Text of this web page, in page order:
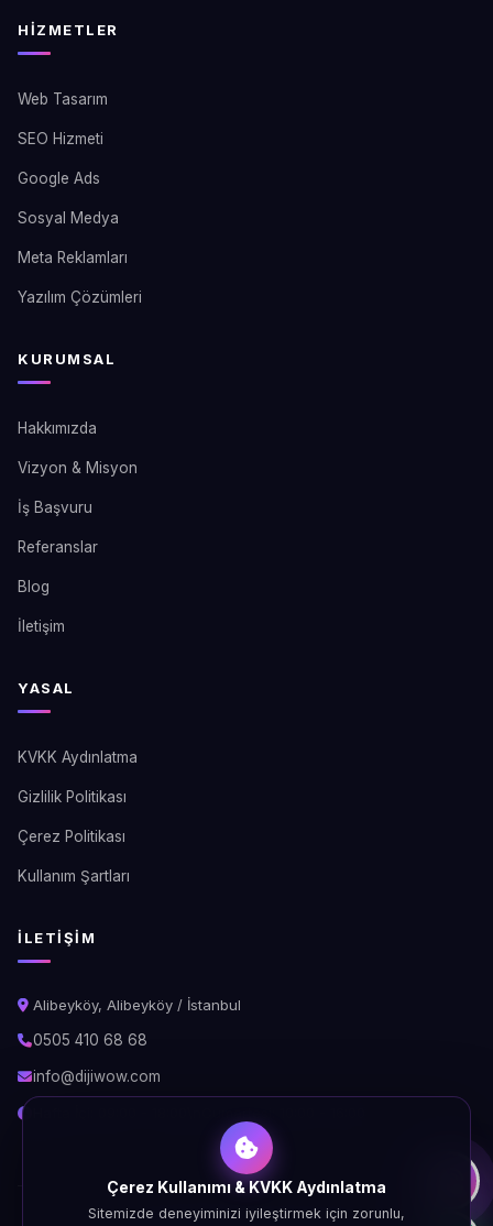
HIZMETLER
Web Tasarım
SEO Hizmeti
Google Ads
Sosyal Medya
Meta Reklamları
Yazılım Çözümleri
KURUMSAL
Hakkımızda
Vizyon & Misyon
İş Başvuru
Referanslar
Blog
İletişim
YASAL
KVKK Aydınlatma
Gizlilik Politikası
Çerez Politikası
Kullanım Şartları
İLETIŞIM
Alibeyköy, Alibeyköy / İstanbul
0505 410 68 68
info@dijiwow.com
Çerez Kullanımı & KVKK Aydınlatma
Sitemizde deneyiminizi iyileştirmek için zorunlu,